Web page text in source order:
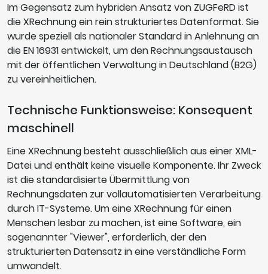
Im Gegensatz zum hybriden Ansatz von ZUGFeRD ist
die XRechnung ein rein strukturiertes Datenformat. Sie
wurde speziell als nationaler Standard in Anlehnung an
die EN 16931 entwickelt, um den Rechnungsaustausch
mit der öffentlichen Verwaltung in Deutschland (B2G)
zu vereinheitlichen.
Technische Funktionsweise: Konsequent
maschinell
Eine XRechnung besteht ausschließlich aus einer XML-
Datei und enthält keine visuelle Komponente. Ihr Zweck
ist die standardisierte Übermittlung von
Rechnungsdaten zur vollautomatisierten Verarbeitung
durch IT-Systeme. Um eine XRechnung für einen
Menschen lesbar zu machen, ist eine Software, ein
sogenannter "Viewer", erforderlich, der den
strukturierten Datensatz in eine verständliche Form
umwandelt.